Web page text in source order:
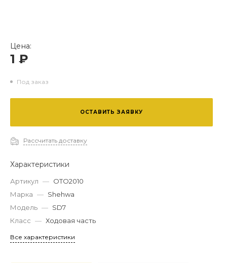
Цена:
1 ₽
Под заказ
ОСТАВИТЬ ЗАЯВКУ
Рассчитать доставку
Характеристики
Артикул — OTO2010
Марка — Shehwa
Модель — SD7
Класс — Ходовая часть
Все характеристики